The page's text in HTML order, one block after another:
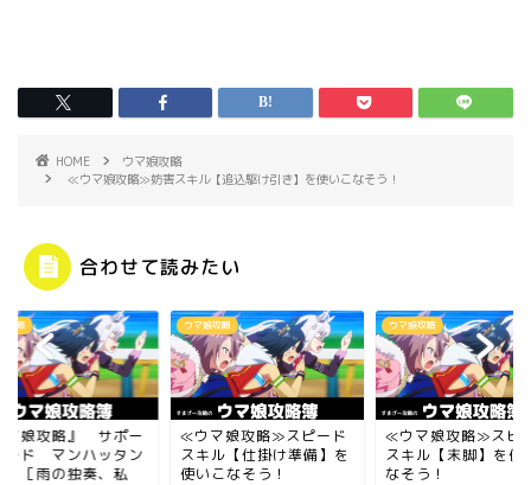
HOME
ウマ娘攻略
≪ウマ娘攻略≫妨害スキル【追込駆け引き】を使いこなそう！
合わせて読みたい
攻略
マ娘攻略』 サポー
ード マンハッタン
ェ［雨の独奏、私
ウマ娘攻略
≪ウマ娘攻略≫スピード
スキル【仕掛け準備】を
使いこなそう！
ウマ娘攻略
≪ウマ娘攻略≫スピ
スキル【末脚】を使
なそう！